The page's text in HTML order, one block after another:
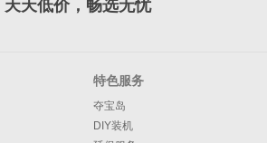
天天低价，畅选无忧
特色服务
夺宝岛
DIY装机